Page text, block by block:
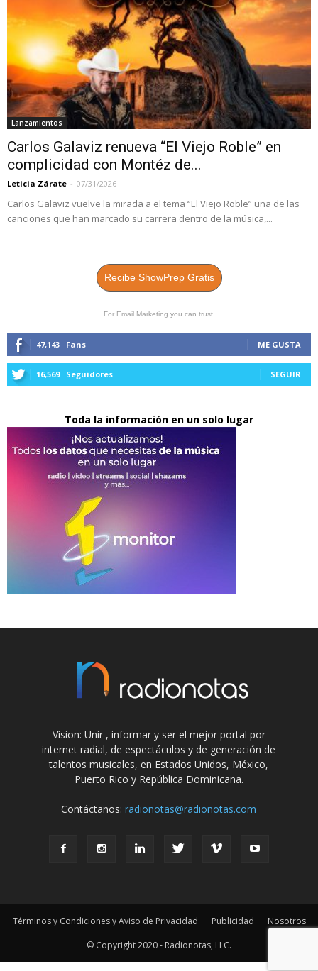
Lanzamientos
Carlos Galaviz renueva “El Viejo Roble” en
complicidad con Montéz de...
Leticia Zárate - 07/31/2026
Carlos Galaviz vuelve la mirada a el tema “El Viejo Roble” una de las
canciones que han marcado su carrera dentro de la música,...
Recibe ShowPrep Gratis
For Email Marketing you can trust.
47,143 Fans ME GUSTA
16,569 Seguidores SEGUIR
Toda la información en un solo lugar
Vision: Unir , informar y ser el mejor portal por
internet radial, de espectáculos y de generación de
talentos musicales, en Estados Unidos, México,
Puerto Rico y República Dominicana.
Contáctanos:radionotas@radionotas.com
Términos y Condiciones y Aviso de Privacidad Publicidad
Nosotros
© Copyright 2020 - Radionotas, LLC.